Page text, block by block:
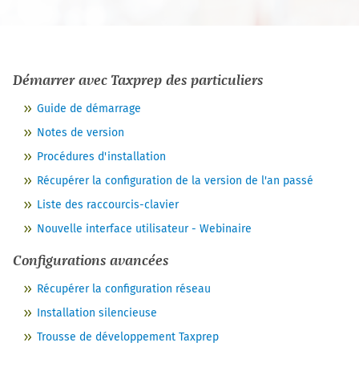
Démarrer avec Taxprep des particuliers
Guide de démarrage
Notes de version
Procédures d'installation
Récupérer la configuration de la version de l'an passé
Liste des raccourcis-clavier
Nouvelle interface utilisateur - Webinaire
Configurations avancées
Récupérer la configuration réseau
Installation silencieuse
Trousse de développement Taxprep